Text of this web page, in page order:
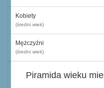
Kobiety
(średni wiek)
Mężczyźni
(średni wiek)
Piramida wieku